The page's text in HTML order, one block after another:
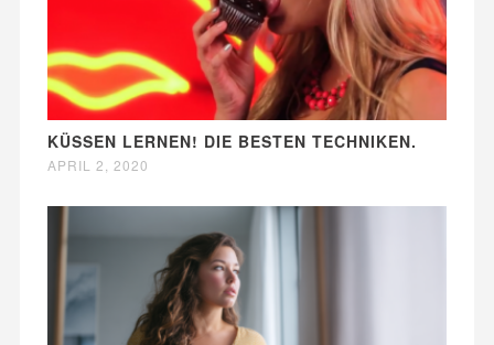
KÜSSEN LERNEN! DIE BESTEN TECHNIKEN.
APRIL 2, 2020